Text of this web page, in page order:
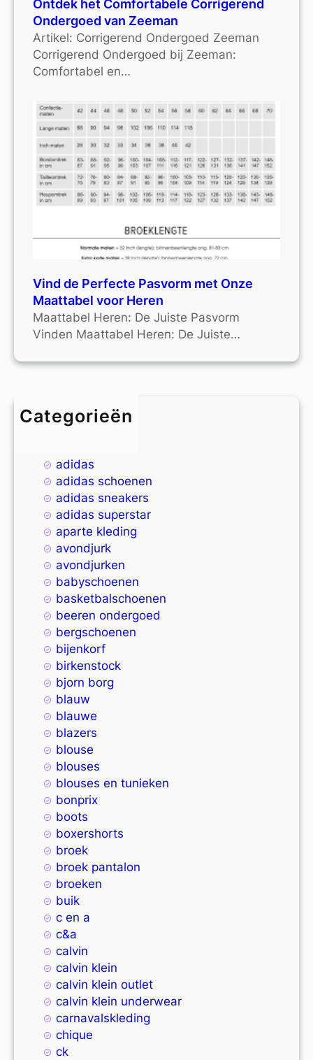
Ontdek het Comfortabele Corrigerend
Ondergoed van Zeeman
Artikel: Corrigerend Ondergoed Zeeman
Corrigerend Ondergoed bij Zeeman:
Comfortabel en…
Vind de Perfecte Pasvorm met Onze
Maattabel voor Heren
Maattabel Heren: De Juiste Pasvorm
Vinden Maattabel Heren: De Juiste…
Categorieën
4xl
adidas
adidas schoenen
adidas sneakers
adidas superstar
aparte kleding
avondjurk
avondjurken
babyschoenen
basketbalschoenen
beeren ondergoed
bergschoenen
bijenkorf
birkenstock
bjorn borg
blauw
blauwe
blazers
blouse
blouses
blouses en tunieken
bonprix
boots
boxershorts
broek
broek pantalon
broeken
buik
c en a
c&a
calvin
calvin klein
calvin klein outlet
calvin klein underwear
carnavalskleding
chique
ck